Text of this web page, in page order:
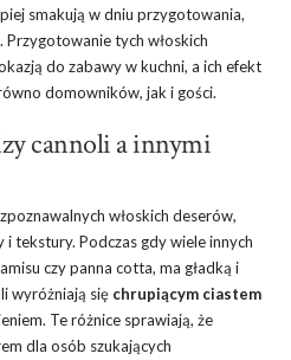
smakują w dniu przygotowania,
Przygotowanie tych włoskich
do zabawy w kuchni, a ich efekt
domowników, jak i gości.
cannoli a innymi
włoskich deserów,
tekstury. Podczas gdy wiele innych
czy panna cotta, ma gładką i
wyróżniają się chrupiącym ciastem
Te różnice sprawiają, że
dla osób szukających